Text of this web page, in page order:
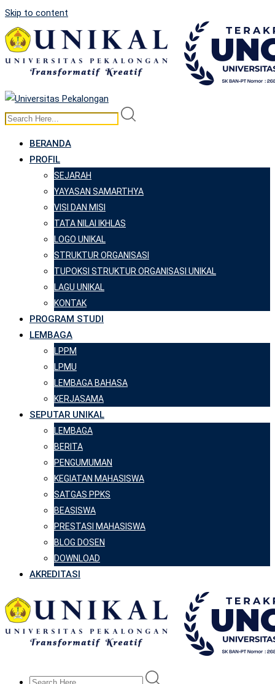
Skip to content
BERANDA
PROFIL
SEJARAH
YAYASAN SAMARTHYA
VISI DAN MISI
TATA NILAI IKHLAS
LOGO UNIKAL
STRUKTUR ORGANISASI
TUPOKSI STRUKTUR ORGANISASI UNIKAL
LAGU UNIKAL
KONTAK
PROGRAM STUDI
LEMBAGA
LPPM
LPMU
LEMBAGA BAHASA
KERJASAMA
SEPUTAR UNIKAL
LEMBAGA
BERITA
PENGUMUMAN
KEGIATAN MAHASISWA
SATGAS PPKS
BEASISWA
PRESTASI MAHASISWA
BLOG DOSEN
DOWNLOAD
AKREDITASI